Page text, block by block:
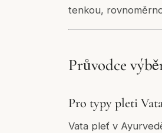
tenkou,
Průvodce
Pro typy pleti
Vata pleť v